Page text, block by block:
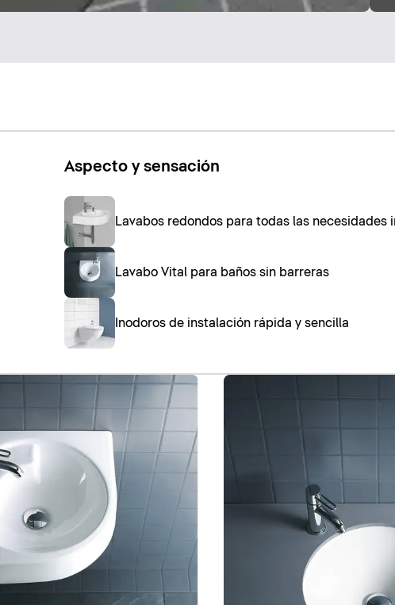
Aspecto y sensación
Lavabos redondos para todas las necesidades
Lavabo Vital para baños sin barreras
Inodoros de instalación rápida y sencilla